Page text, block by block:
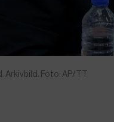
Arkivbild. Foto: AP/TT